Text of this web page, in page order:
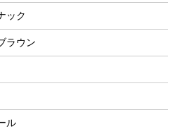
ック
ラウン
ル